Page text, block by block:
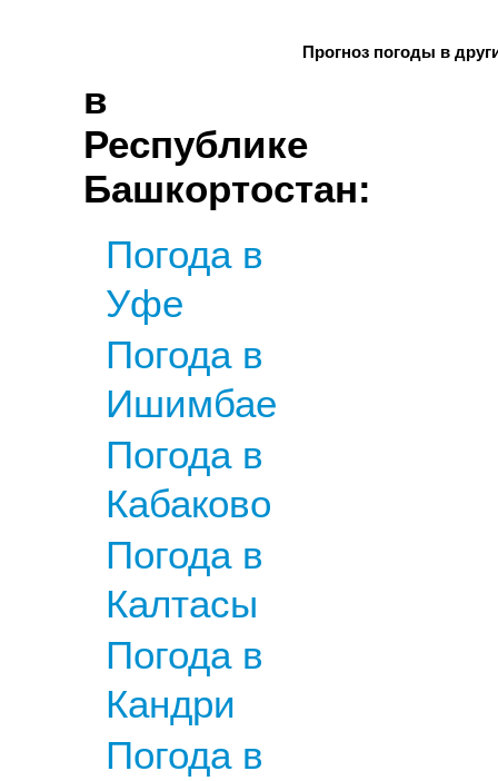
Прогноз погоды в
в
Республике
Башкортостан:
Погода в
Уфе
Погода в
Ишимбае
Погода в
Кабаково
Погода в
Калтасы
Погода в
Кандри
Погода в